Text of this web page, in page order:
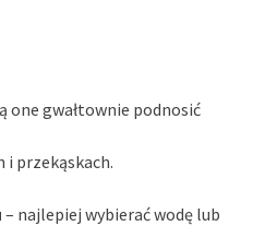
one gwałtownie podnosić
i przekąskach.
– najlepiej wybierać wodę lub